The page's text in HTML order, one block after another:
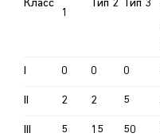
Класс
1
Тип 2 Тип 3
I 0 0 0
II 2 2 5
III 5 15 50